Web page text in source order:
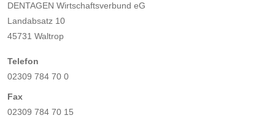
DENTAGEN Wirtschaftsverbund eG
Landabsatz 10
45731 Waltrop
Telefon
02309 784 70 0
Fax
02309 784 70 15